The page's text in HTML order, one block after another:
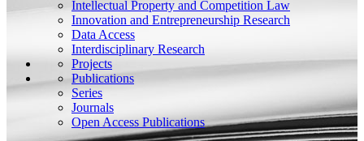
Intellectual Property and Competition Law
Innovation and Entrepreneurship Research
Data Access
Interdisciplinary Research
Projects
Publications
Series
Journals
Open Access Publications